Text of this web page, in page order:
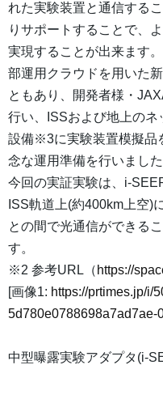
れた実験装置と通信する
りサポートすることで、
実現することが出来ます
部運用クラウドを用いた
ともあり、開発者様・
行い、ISSおよび地上の
設備※3に実験装置模擬品
念な運用準備を行いました
今回の実証実験は、i-
ISS軌道上(約400km上空)
との間で光通信ができる
す。
※2 参考URL（ https://
[画像1: https://prtimes.jp/i/
5d780e0788698a7ad7ae-
中型曝露実験アダプタ(i-